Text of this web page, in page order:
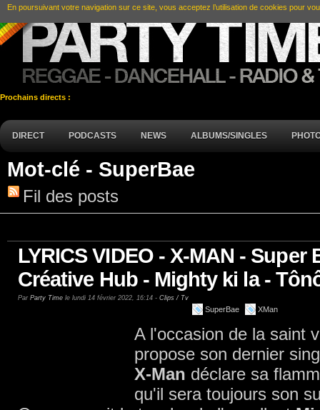
Prochains directs :
DIRECT PODCASTS NEWS ALBUMS/SINGLES
Mot-clé - SuperBae
Fil des posts
LYRICS VIDEO - X-MAN - Super
Créative Hub - Mighty ki la -
Par Party Time le lundi 14 février 2022, 16:14 - Clips / Tv
SuperBae XMan
A l'occasion de la saint
propose son dernier
X-Man déclare sa
qu'il sera toujours son
En poursuivant votre navigation sur ce site, vous acceptez l’utilisation de cookies pour